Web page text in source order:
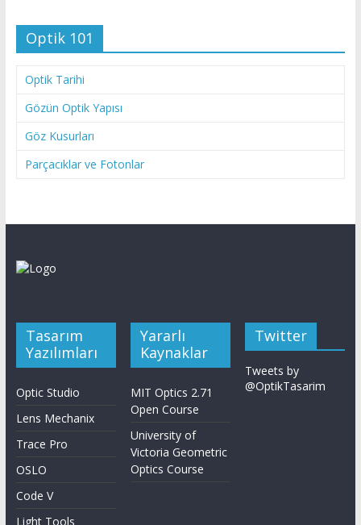
Optik 101
Optik Tarihi
Gözün Optik Yapısı
Göz Kusurları
Parçacıklar ve Fotonlar
Tasarım
Yazılımları
Optic Studio
Lens Mechanix
Trace Pro
OSLO
Code V
Light Tools
Yararlı
Kaynaklar
MIT Optics 2.71
Open Course
University of
Victoria Geometric
Optics Course
Twitter
Tweets by
@OptikTasarim